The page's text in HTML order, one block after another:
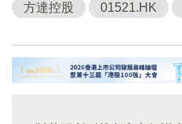
方達控股 01521.HK